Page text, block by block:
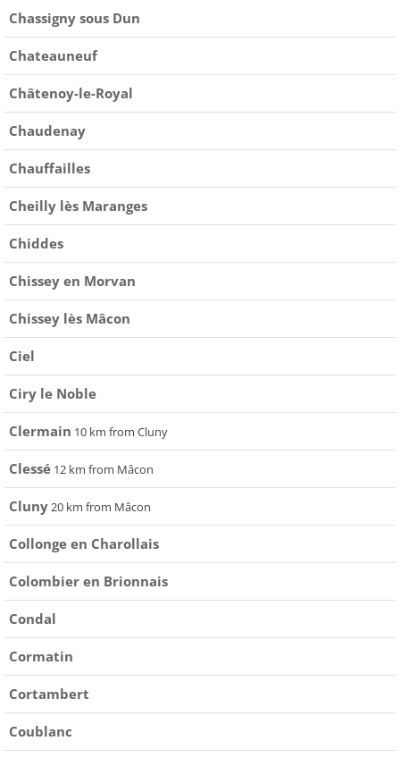
Chassigny sous Dun
Chateauneuf
Châtenoy-le-Royal
Chaudenay
Chauffailles
Cheilly lès Maranges
Chiddes
Chissey en Morvan
Chissey lès Mâcon
Ciel
Ciry le Noble
Clermain 10 km from Cluny
Clessé 12 km from Mâcon
Cluny20 km from Mâcon
Collonge en Charollais
Colombier en Brionnais
Condal
Cormatin
Cortambert
Coublanc